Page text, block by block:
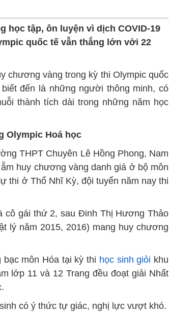
học tập, ôn luyện vì dịch COVID-19
quốc tế vẫn thắng lớn với 22
chương vàng trong kỳ thi Olympic quốc
đến là những người thông minh, có
thành tích dài trong những năm học
Olympic Hoá học
THPT Chuyên Lê Hồng Phong, Nam
huy chương vàng danh giá ở bộ môn
thi ở Thổ Nhĩ Kỳ, đội tuyển năm nay thi
cô gái thứ 2, sau Đinh Thị Hương Thảo
lý năm 2015, 2016) mang huy chương
môn Hóa tại kỳ thi học sinh giỏi khu
lớp 11 và 12 Trang đều đoạt giải Nhất
có ý thức tự giác, nghị lực vượt khó.